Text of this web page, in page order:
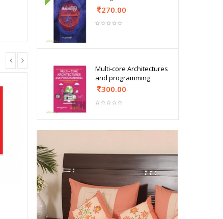
270.00
Multi-core Architectures
and programming
300.00